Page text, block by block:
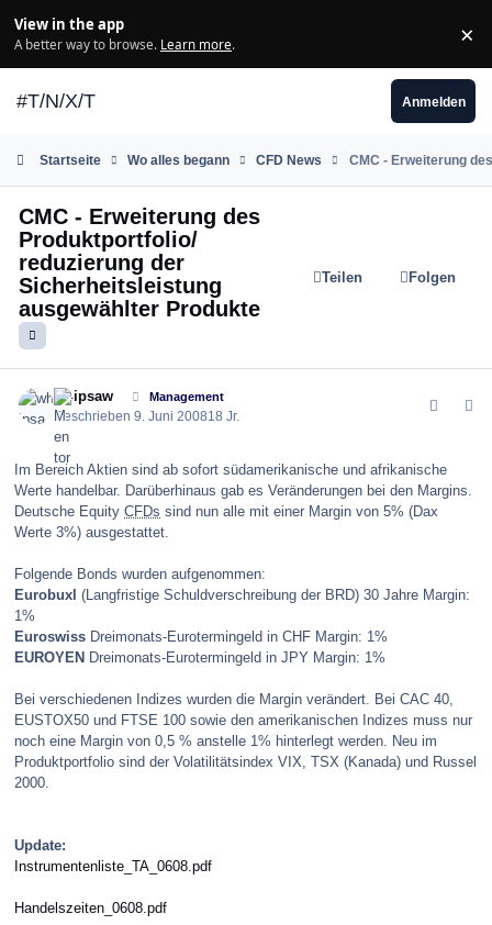
View in the app
A better way to browse. Learn more. ×
#T/N/X/T Anmelden
Startseite Wo alles begann CFD News CMC - Erweiterung
CMC - Erweiterung des
Produktportfolio/
reduzierung der
Sicherheitsleistung
ausgewählter Produkte
Teilen Folgen
whipsaw Management
Geschrieben9. Juni 200818 Jr.
Im Bereich Aktien sind ab sofort südamerikanische und afrikanische
Werte handelbar. Darüberhinaus gab es Veränderungen bei den Margins.
Deutsche Equity CFDs sind nun alle mit einer Margin von 5% (Dax
Werte 3%) ausgestattet.
Folgende Bonds wurden aufgenommen:
Eurobuxl (Langfristige Schuldverschreibung der BRD) 30 Jahre Margin:
1%
Euroswiss Dreimonats-Eurotermingeld in CHF Margin: 1%
EUROYEN Dreimonats-Eurotermingeld in JPY Margin: 1%
Bei verschiedenen Indizes wurden die Margin verändert. Bei CAC 40,
EUSTOX50 und FTSE 100 sowie den amerikanischen Indizes muss nur
noch eine Margin von 0,5 % anstelle 1% hinterlegt werden. Neu im
Produktportfolio sind der Volatilitätsindex VIX, TSX (Kanada) und Russel
2000.
Update:
Instrumentenliste_TA_0608.pdf
Handelszeiten_0608.pdf